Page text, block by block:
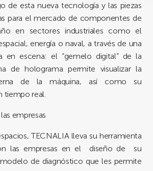
de esta nueva tecnología y las piezas
para el mercado de componentes de
en sectores industriales como el
energía o naval, a través de una
en escena: el “gemelo digital” de la
de holograma permite visualizar la
de la máquina, así como su
tiempo real.
empresas
TECNALIA lleva su herramienta
las empresas en el diseño de su
de diagnóstico que les permite